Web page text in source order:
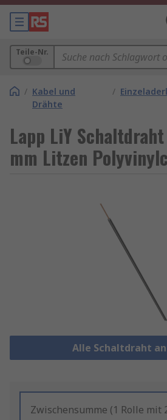
Teile-Nr.
/ Kabel und
Drähte
/
Lapp LiY
mm Litzen
Alle Schaltdraht
Zwischensumme (1 Rolle mit